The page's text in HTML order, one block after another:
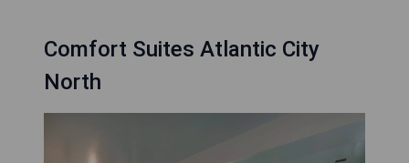
Comfort Suites Atlantic City
North